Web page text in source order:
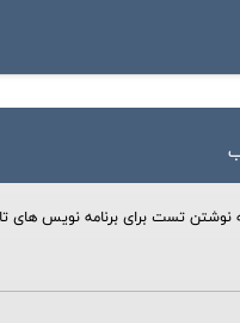
نوشتن تست برای برنامه نویس